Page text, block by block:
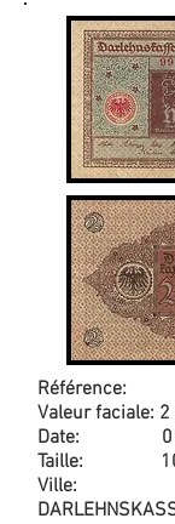
Référence:
Valeur faciale:
Date:
Taille: 100